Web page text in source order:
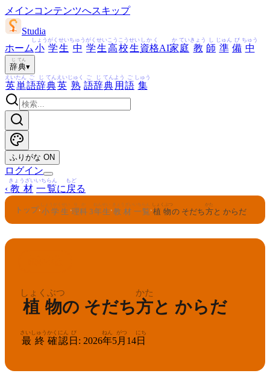
メインコンテンツへスキップ
Studia
ホーム 小
しょう
学
がく
生
せい
中
ちゅう
学
がく
生
せい
高
こう
校
こう
生
せい
資格
しかく
AI家
か
庭
てい
教
きょう
師
し
準
じゅん
備
び
中
ちゅう
辞
じ
典
てん
▾
英
えい
単
たん
語
ご
辞
じ
典
てん
英
えい
熟
じゅく
語
ご
辞
じ
典
てん
用
よう
語
ご
集
しゅう
ふりがな ON
ログイン
‹ 教材
きょうざい
一覧
いちらん
に 戻
もど
る
トップ›小学生
しょうがくせい
›理科
りか
3年生
ねんせい
› 教材
きょうざい
一覧
いちらん
› 植物
しょくぶつ
の そだち方
かた
と からだ
植物
しょくぶつ
の そだち方
かた
と からだ
最終
さいしゅう
確認
かくにん
日
び
: 2026年
ねん
5月
がつ
14日
にち